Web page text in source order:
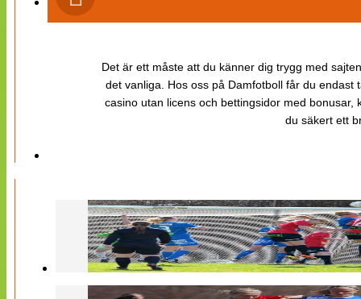
Det är ett måste att du känner dig trygg med
det vanliga. Hos oss på Damfotboll får du
casino utan licens och bettingsidor med
du säkert ett